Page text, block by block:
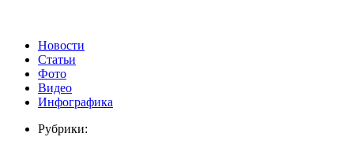
Новости
Статьи
Фото
Видео
Инфографика
Рубрики: